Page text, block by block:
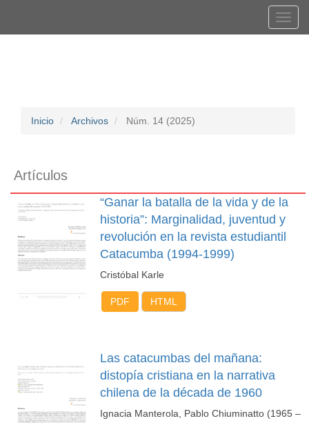
Inicio Archivos Núm. 14 (2025)
Artículos
“Ganar la batalla de la vida y de la
historia”: Marginalidad, juventud y
revolución en la revista estudiantil
Catacumba (1994-1999)
Cristóbal Karle
PDF HTML
Las catacumbas del mañana:
distopía cristiana en la narrativa
chilena de la década de 1960
Ignacia Manterola, Pablo Chiuminatto (1965 –